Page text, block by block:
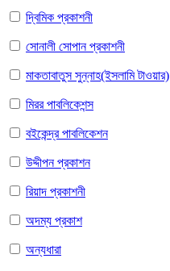
দ্বিমিক প্রকাশনী
সোনালী সোপান প্রকাশনী
মাকতাবাতুস সুন্নাহ(ইসলামি টাওয়ার)
মিরর পাবলিকেশন্স
বইকেন্দ্র পাবলিকেশন
উদ্দীপন প্রকাশন
রিয়াদ প্রকাশনী
অদম্য প্রকাশ
অন্যধারা